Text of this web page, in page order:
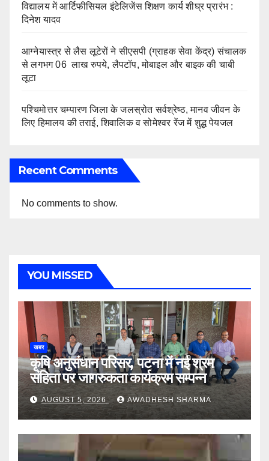
विद्यालय में आर्टिफीसियल इंटेलिजेंस शिक्षण कार्य शीघ्र प्रारंभ :
दिनेश यादव
आग्नेयास्त्र से लैस लूटेरों ने सीएसपी (ग्राहक सेवा केंद्र) संचालक
से लगभग 06 लाख रुपये, लैपटॉप, मोबाइल और बाइक की चाबी
लूटा
पश्चिमोत्तर चम्पारण जिला के जलस्रोत सर्वश्रेष्ठ, मानव जीवन के
लिए हिमालय की तराई, शिवालिक व सोमेश्वर रेंज में शुद्ध पेयजल
Recent Comments
No comments to show.
YOU MISSED
खबर
कृषि अनुसंधान परिसर, पटना में नई श्रम
संहिता पर जागरुकता कार्यक्रम सम्पन्न
AUGUST 5, 2026 AWADHESH SHARMA